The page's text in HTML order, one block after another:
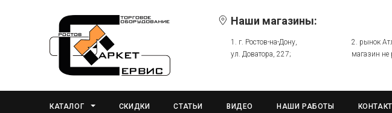
Наши магазины:
1. г. Ростов-на-Дону,
ул. Доватора, 227;
2. рынок
магазин не
КАТАЛОГ СКИДКИ СТАТЬИ ВИДЕО НАШИ РАБОТЫ